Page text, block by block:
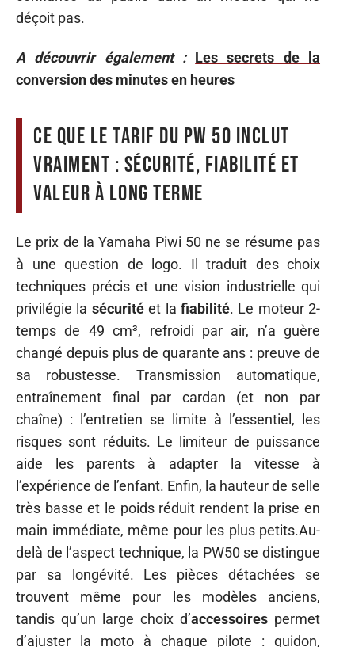
déçoit pas.
A découvrir également : Les secrets de la
conversion des minutes en heures
Ce que le tarif du PW 50 inclut
vraiment : sécurité, fiabilité et
valeur à long terme
Le prix de la Yamaha Piwi 50 ne se résume pas
à une question de logo. Il traduit des choix
techniques précis et une vision industrielle qui
privilégie la sécuritéet la fiabilité. Le moteur 2-
temps de 49 cm³, refroidi par air, n’a guère
changé depuis plus de quarante ans : preuve de
sa robustesse. Transmission automatique,
entraînement final par cardan (et non par
chaîne) : l’entretien se limite à l’essentiel, les
risques sont réduits. Le limiteur de puissance
aide les parents à adapter la vitesse à
l’expérience de l’enfant. Enfin, la hauteur de selle
très basse et le poids réduit rendent la prise en
main immédiate, même pour les plus petits.Au-
delà de l’aspect technique, la PW50 se distingue
par sa longévité. Les pièces détachées se
trouvent même pour les modèles anciens,
tandis qu’un large choix d’accessoires permet
d’ajuster la moto à chaque pilote : guidon,